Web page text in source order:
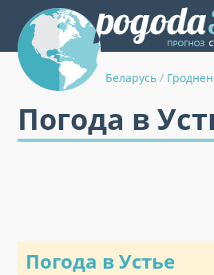
Беларусь /
Погода в
Погода в Устье